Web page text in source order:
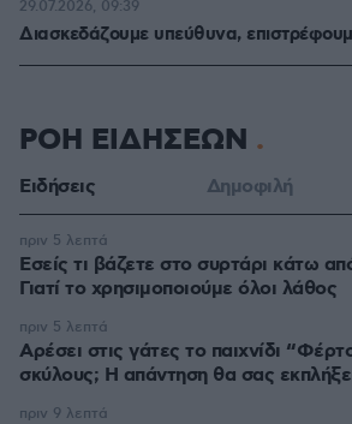
Διασκεδάζουμε υπεύθυνα,
29.07.2026, 09:39
ΡΟΗ ΕΙΔΗΣΕΩΝ
Ειδήσεις Δημοφιλή
Εσείς τι βάζετε στο συρτάρι κάτω
Γιατί το χρησιμοποιούμε όλοι λάθος
πριν 5 λεπτά
Αρέσει στις γάτες το παιχνίδι
σκύλους; Η απάντηση θα σας
πριν 5 λεπτά
πριν 9 λεπτά